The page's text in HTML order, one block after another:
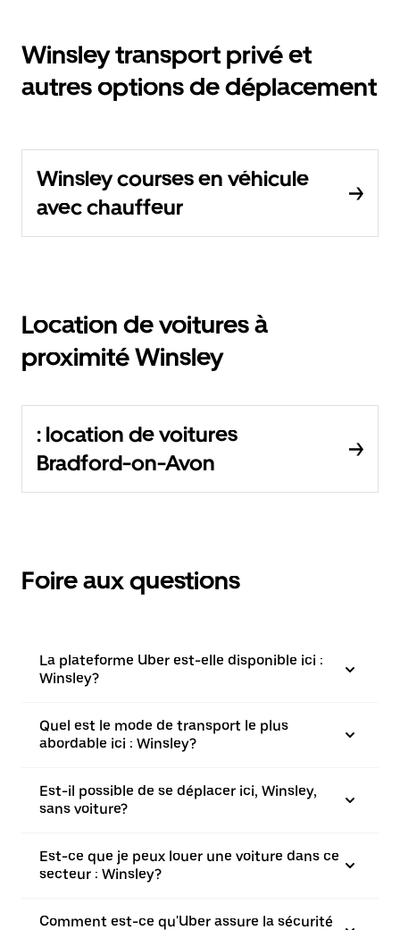
Winsley transport privé et
autres options de déplacement
Winsley courses en véhicule
avec chauffeur
Location de voitures à
proximité Winsley
: location de voitures
Bradford-on-Avon
Foire aux questions
La plateforme Uber est-elle disponible ici :
Winsley?
Quel est le mode de transport le plus
abordable ici : Winsley?
Est-il possible de se déplacer ici, Winsley,
sans voiture?
Est-ce que je peux louer une voiture dans ce
secteur : Winsley?
Comment est-ce qu'Uber assure la sécurité